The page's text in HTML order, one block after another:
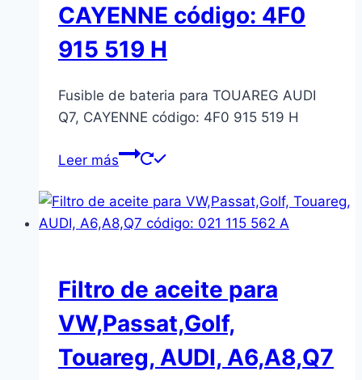
CAYENNE código: 4F0
915 519 H
Fusible de bateria para TOUAREG AUDI
Q7, CAYENNE código: 4F0 915 519 H
Leer más
Filtro de aceite para
VW,Passat,Golf,
Touareg, AUDI, A6,A8,Q7